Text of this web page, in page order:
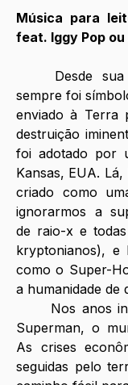
Música para
feat. Iggy Pop ou
sempre foi
enviado à Terra
destruição
foi adotado por
Kansas, EUA.
criado como
ignorarmos a
de raio-x e
kryptonianos),
como o Super-
a humanidade de
Nos anos
Superman, o
As crises
seguidas pelo